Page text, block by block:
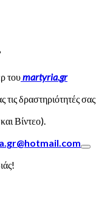
τουmartyria.gr
τις δραστηριότητές σας
Βίντεο).